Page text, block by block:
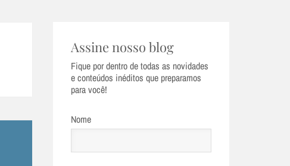
Assine nosso blog
Fique por dentro de todas as novidades
e conteúdos inéditos que preparamos
para você!
Nome